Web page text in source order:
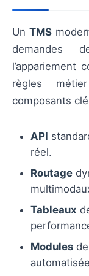
UnTMS
demandes
l’appariement
règles
composants
API
réel.
Routage
Tableaux
Modules